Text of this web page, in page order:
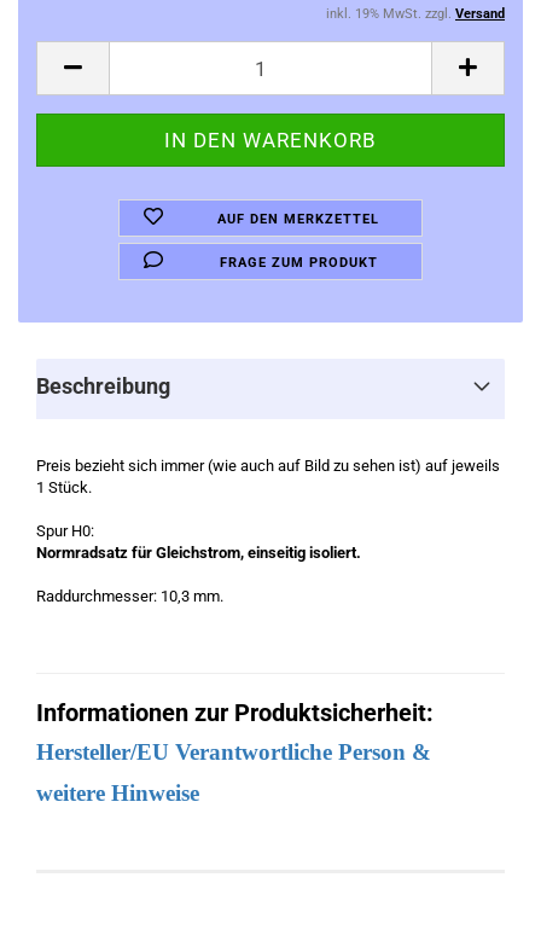
inkl. 19% MwSt. zzgl. Versand
AUF DEN MERKZETTEL
FRAGE ZUM PRODUKT
Beschreibung
Preis bezieht sich immer (wie auch auf Bild zu sehen ist) auf jeweils
1 Stück.
Spur H0:
Normradsatz für Gleichstrom, einseitig isoliert.
Raddurchmesser: 10,3 mm.
Informationen zur Produktsicherheit:
Hersteller/EU Verantwortliche Person &
weitere Hinweise